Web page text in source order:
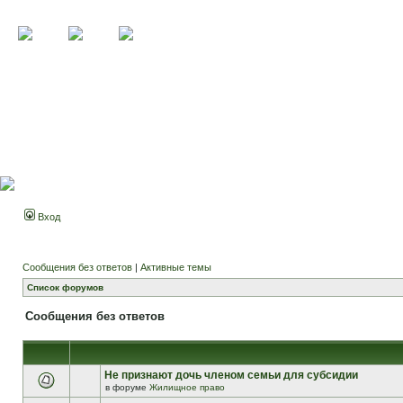
Вход
Сообщения без ответов | Активные темы
Список форумов
Сообщения без ответов
Не признают дочь членом семьи для субсидии
в форуме Жилищное право